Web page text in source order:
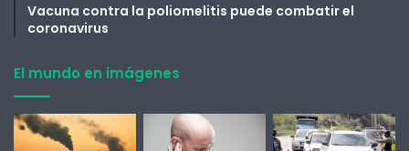
Vacuna contra la poliomelitis puede combatir el
coronavirus
El mundo en imágenes